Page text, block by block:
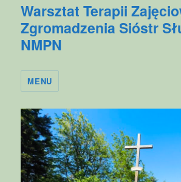
Warsztat Terapii
Zgromadzenia Sióstr
NMPN
MENU